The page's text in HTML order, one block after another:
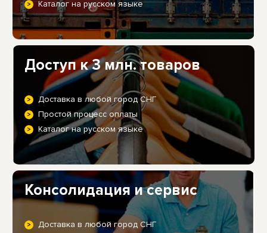
Каталог на русском языке
Доступ к 3 млн. товаров
Доставка в любой город СНГ
Простой процесс оплаты
Каталог на русском языке
Консолидация и сервис
Доставка в любой город СНГ